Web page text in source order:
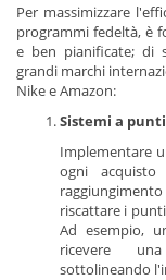
Per massimizzare
programmi fedeltà, è
e ben pianificate; di
grandi marchi
Nike e Amazon:
Sistemi a
Implementare
ogni
riscattare i
Ad esempio,
ricevere
sottolineando